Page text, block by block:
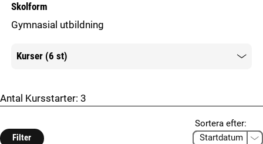
Skolform
Gymnasial utbildning
Kurser (6 st)
Mer information
Antal Kursstarter: 3
Filter
Sortera efter: